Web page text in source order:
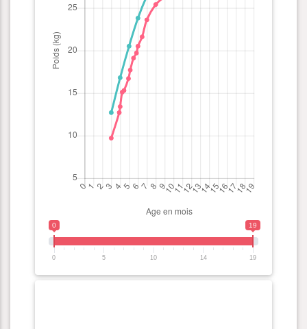
0 19
0 5 10 14 19